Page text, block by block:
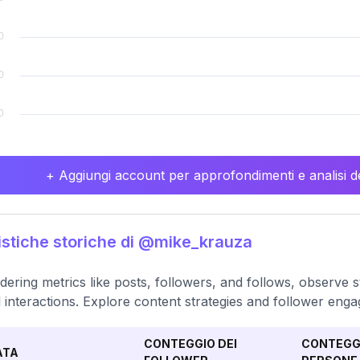
+ Aggiungi account per approfondimenti e analisi
storiche di @mike_krauza
metrics like posts, followers, and follows, observe
interactions. Explore content strategies and follower
CONTEGGIO DEI